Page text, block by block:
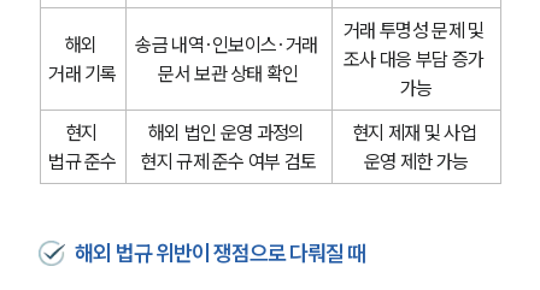
해외
거래 기록
송금 내역·인보이스·거래
문서 보관 상태 확인
거래 투명성 문제 및
조사 대응 부담 증가
가능
현지
법규 준수
해외 법인 운영 과정의
현지 규제 준수 여부 검토
현지 제재 및 사업
운영 제한 가능
해외 법규 위반이 쟁점으로 다뤄질 때